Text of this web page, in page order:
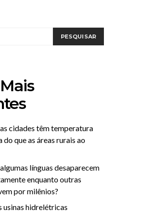
PESQUISAR
cidades têm temperatura
do que as áreas rurais ao
línguas desaparecem
enquanto outras
por milênios?
usinas hidrelétricas